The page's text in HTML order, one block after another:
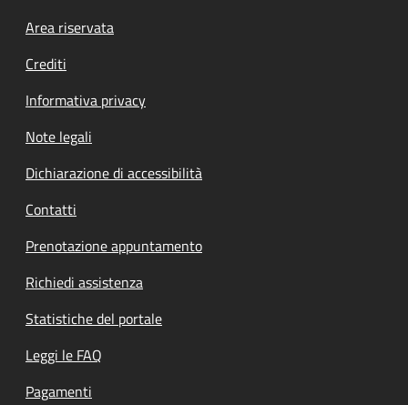
Footer menu
Area riservata
Crediti
Informativa privacy
Note legali
Dichiarazione di accessibilità
Contatti
Prenotazione appuntamento
Richiedi assistenza
Statistiche del portale
Leggi le FAQ
Pagamenti